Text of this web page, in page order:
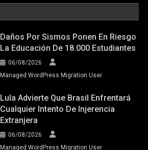
Daños Por Sismos Ponen En Riesgo
La Educación De 18.000 Estudiantes
06/08/2026
Managed WordPress Migration User
Lula Advierte Que Brasil Enfrentará
Cualquier Intento De Injerencia
Extranjera
06/08/2026
Managed WordPress Migration User